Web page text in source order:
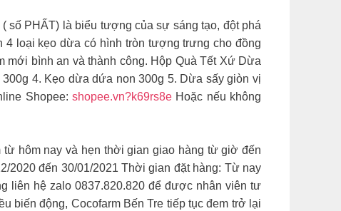
số PHẤT) là biểu tượng của sự sáng tạo, đột phá
loại kẹo dừa có hình tròn tượng trưng cho đồng
bình an và thành công. Hộp Quà Tết Xứ Dừa
4. Kẹo dừa dứa non 300g 5. Dừa sấy giòn vị
Shopee: shopee.vn?k69rs8eHoặc nếu không
hôm nay và hẹn thời gian giao hàng từ giờ đến
2020 đến 30/01/2021 Thời gian đặt hàng: Từ nay
liên hệ zalo 0837.820.820 để được nhân viên tư
biến động, Cocofarm Bến Tre tiếp tục đem trở lại